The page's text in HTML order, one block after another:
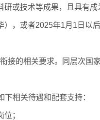
研或技术等成果，且具有
），或者2025年1月1日以
接的相关要求。同层次国
下相关待遇和配套支持：
；